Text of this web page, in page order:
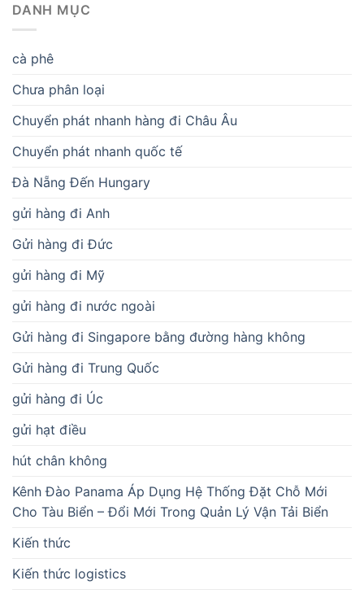
DANH MỤC
cà phê
Chưa phân loại
Chuyển phát nhanh hàng đi Châu Âu
Chuyển phát nhanh quốc tế
Đà Nẵng Đến Hungary
gửi hàng đi Anh
Gửi hàng đi Đức
gửi hàng đi Mỹ
gửi hàng đi nước ngoài
Gửi hàng đi Singapore bằng đường hàng không
Gửi hàng đi Trung Quốc
gửi hàng đi Úc
gửi hạt điều
hút chân không
Kênh Đào Panama Áp Dụng Hệ Thống Đặt Chỗ Mới
Cho Tàu Biển – Đổi Mới Trong Quản Lý Vận Tải Biển
Kiến thức
Kiến thức logistics